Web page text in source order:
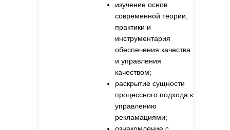
изучение основ
современной теории,
практики и
инструментария
обеспечения качества
и управления
качеством;
раскрытие сущности
процессного подхода к
управлению
рекламациями;